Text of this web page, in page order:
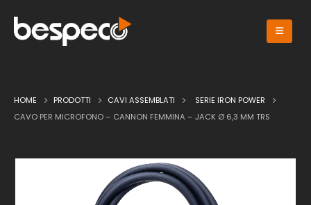
HOME PRODOTTI CAVI ASSEMBLATI
SERIE IRON POWER
CAVO PER MICROFONO – CANNON FEMMINA – JACK Ø 6,3 MM TRS